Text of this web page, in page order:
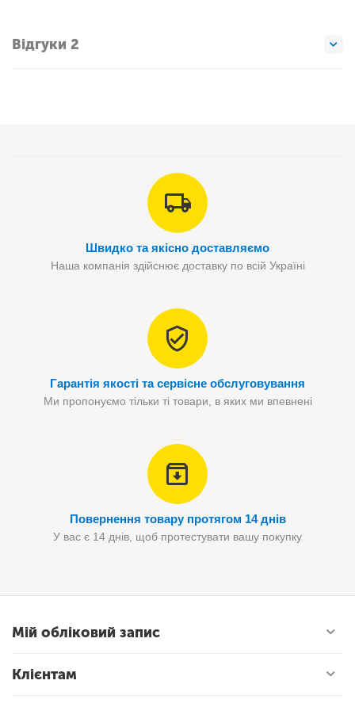
Відгуки 2
Швидко та якісно доставляємо
Наша компанія здійснює доставку по всій Україні
Гарантія якості та сервісне обслуговування
Ми пропонуємо тільки ті товари, в яких ми впевнені
Повернення товару протягом 14 днів
У вас є 14 днів, щоб протестувати вашу покупку
Мій обліковий запис
Клієнтам